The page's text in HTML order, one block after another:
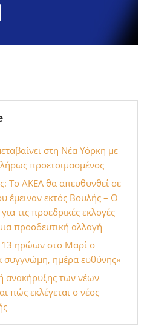
στη Νέα Υόρκη με
προετοιμασμένος
Το ΑΚΕΛ θα απευθυνθεί σε
έμειναν εκτός Βουλής – Ο
τις προεδρικές εκλογές
προοδευτική αλλαγή
ηρώων στο Μαρί ο
συγγνώμη, ημέρα ευθύνης»
ανακήρυξης των νέων
πώς εκλέγεται ο νέος